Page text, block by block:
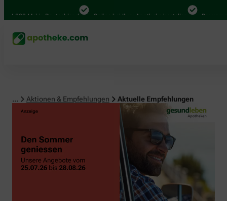
Mal in Deutschland Online bei Ihrer Apotheke bestellen Bequem
... Aktionen & Empfehlungen Aktuelle Empfehlungen